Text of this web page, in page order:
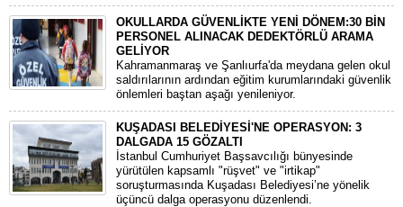
OKULLARDA GÜVENLİKTE YENİ DÖNEM:30 BİN
PERSONEL ALINACAK DEDEKTÖRLÜ ARAMA
GELİYOR
​Kahramanmaraş ve Şanlıurfa'da meydana gelen okul
saldırılarının ardından eğitim kurumlarındaki güvenlik
önlemleri baştan aşağı yenileniyor.
KUŞADASI BELEDİYESİ'NE OPERASYON: 3
DALGADA 15 GÖZALTI
​İstanbul Cumhuriyet Başsavcılığı bünyesinde
yürütülen kapsamlı "rüşvet" ve "irtikap"
soruşturmasında Kuşadası Belediyesi’ne yönelik
üçüncü dalga operasyonu düzenlendi.